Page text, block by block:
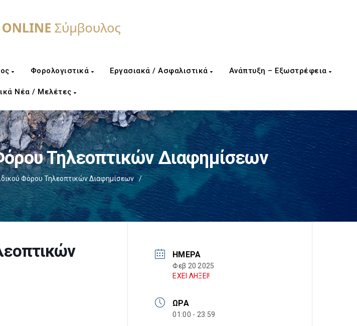
Φορολογιστικά Εργασιακά / Ασφαλιστικά Ανάπτυξη – Εξωστρέφεια
Νέα / Μελέτες
Τηλεοπτικών Διαφημίσεων
Φόρου Τηλεοπτικών Διαφημίσεων /
ΗΜΈΡΑ
Φεβ 20 2025
ΕΧΕΙ ΛΗΞΕΙ!
ΏΡΑ
01:00 - 23:59